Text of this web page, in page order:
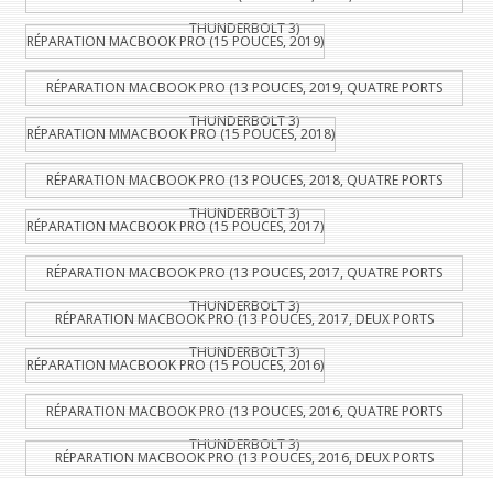
THUNDERBOLT 3)
RÉPARATION MACBOOK PRO (15 POUCES, 2019)
RÉPARATION MACBOOK PRO (13 POUCES, 2019, QUATRE PORTS
THUNDERBOLT 3)
RÉPARATION MMACBOOK PRO (15 POUCES, 2018)
RÉPARATION MACBOOK PRO (13 POUCES, 2018, QUATRE PORTS
THUNDERBOLT 3)
RÉPARATION MACBOOK PRO (15 POUCES, 2017)
RÉPARATION MACBOOK PRO (13 POUCES, 2017, QUATRE PORTS
THUNDERBOLT 3)
RÉPARATION MACBOOK PRO (13 POUCES, 2017, DEUX PORTS
THUNDERBOLT 3)
RÉPARATION MACBOOK PRO (15 POUCES, 2016)
RÉPARATION MACBOOK PRO (13 POUCES, 2016, QUATRE PORTS
THUNDERBOLT 3)
RÉPARATION MACBOOK PRO (13 POUCES, 2016, DEUX PORTS